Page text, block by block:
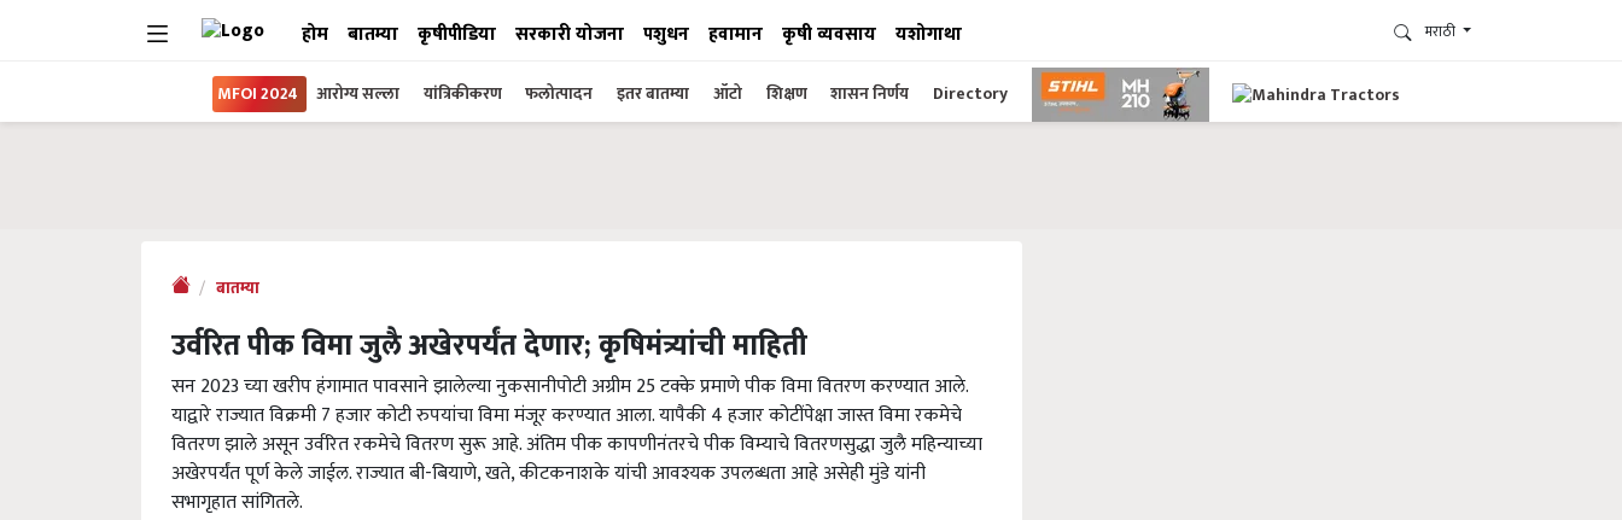
होम बातम्या कृषीपीडिया सरकारी योजना पशुधन हवामान कृषी व्यवसाय यशोगाथा मराठी
MFOI 2024 आरोग्य सल्ला यांत्रिकीकरण फलोत्पादन इतर बातम्या ऑटो शिक्षण शासन निर्णय Directory
बातम्या
उर्वरित पीक विमा जुलै अखेरपर्यंत देणार; कृषिमंत्र्यांची माहिती
सन 2023 च्या खरीप हंगामात पावसाने झालेल्या नुकसानीपोटी अग्रीम 25 टक्के प्रमाणे पीक विमा वितरण करण्यात आले.
याद्वारे राज्यात विक्रमी 7 हजार कोटी रुपयांचा विमा मंजूर करण्यात आला. यापैकी 4 हजार कोटींपेक्षा जास्त विमा रकमेचे
वितरण झाले असून उर्वरित रकमेचे वितरण सुरू आहे. अंतिम पीक कापणीनंतरचे पीक विम्याचे वितरणसुद्धा जुलै महिन्याच्या
अखेरपर्यंत पूर्ण केले जाईल. राज्यात बी-बियाणे, खते, कीटकनाशके यांची आवश्यक उपलब्धता आहे असेही मुंडे यांनी
सभागृहात सांगितले.